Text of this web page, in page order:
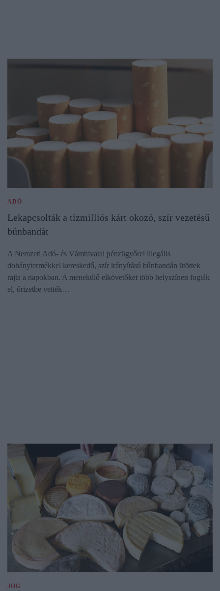
ADÓ
Lekapcsolták a tízmilliós kárt okozó, szír vezetésű
bűnbandát
A Nemzeti Adó- és Vámhivatal pénzügyőrei illegális
dohánytermékkel kereskedő, szír irányítású bűnbandán ütöttek
rajta a napokban. A menekülő elkövetőket több helyszínen fogták
el, őrizetbe vették…
JOG